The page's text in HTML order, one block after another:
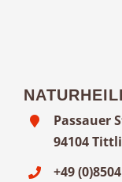
Passauer
94104
+49